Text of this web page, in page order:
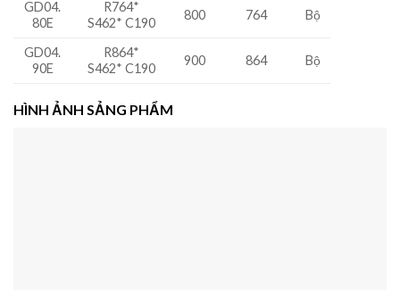
GD04.
80E
R764*
S462* C190
800 764 Bộ
GD04.
90E
R864*
S462* C190
900 864 Bộ
HÌNH ẢNH SẢNG PHẨM